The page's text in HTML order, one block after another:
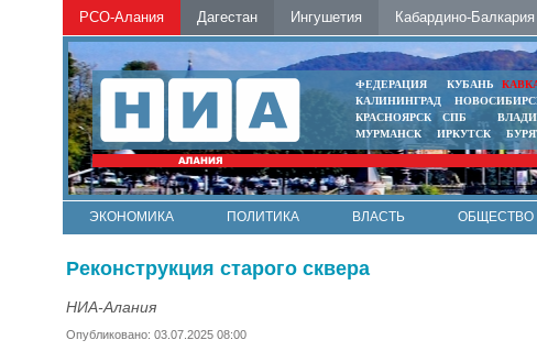
РСО-Алания Дагестан Ингушетия Кабардино-Балкария
ФЕДЕРАЦИЯ КУБАНЬ
КАЛИНИНГРАД
КРАСНОЯРСК
СПБ
МУРМАНСК
ИРКУТСК
ЭКОНОМИКА ПОЛИТИКА ВЛАСТЬ ОБЩЕСТВО
Реконструкция старого сквера
НИА-Алания
Опубликовано: 03.07.2025 08:00